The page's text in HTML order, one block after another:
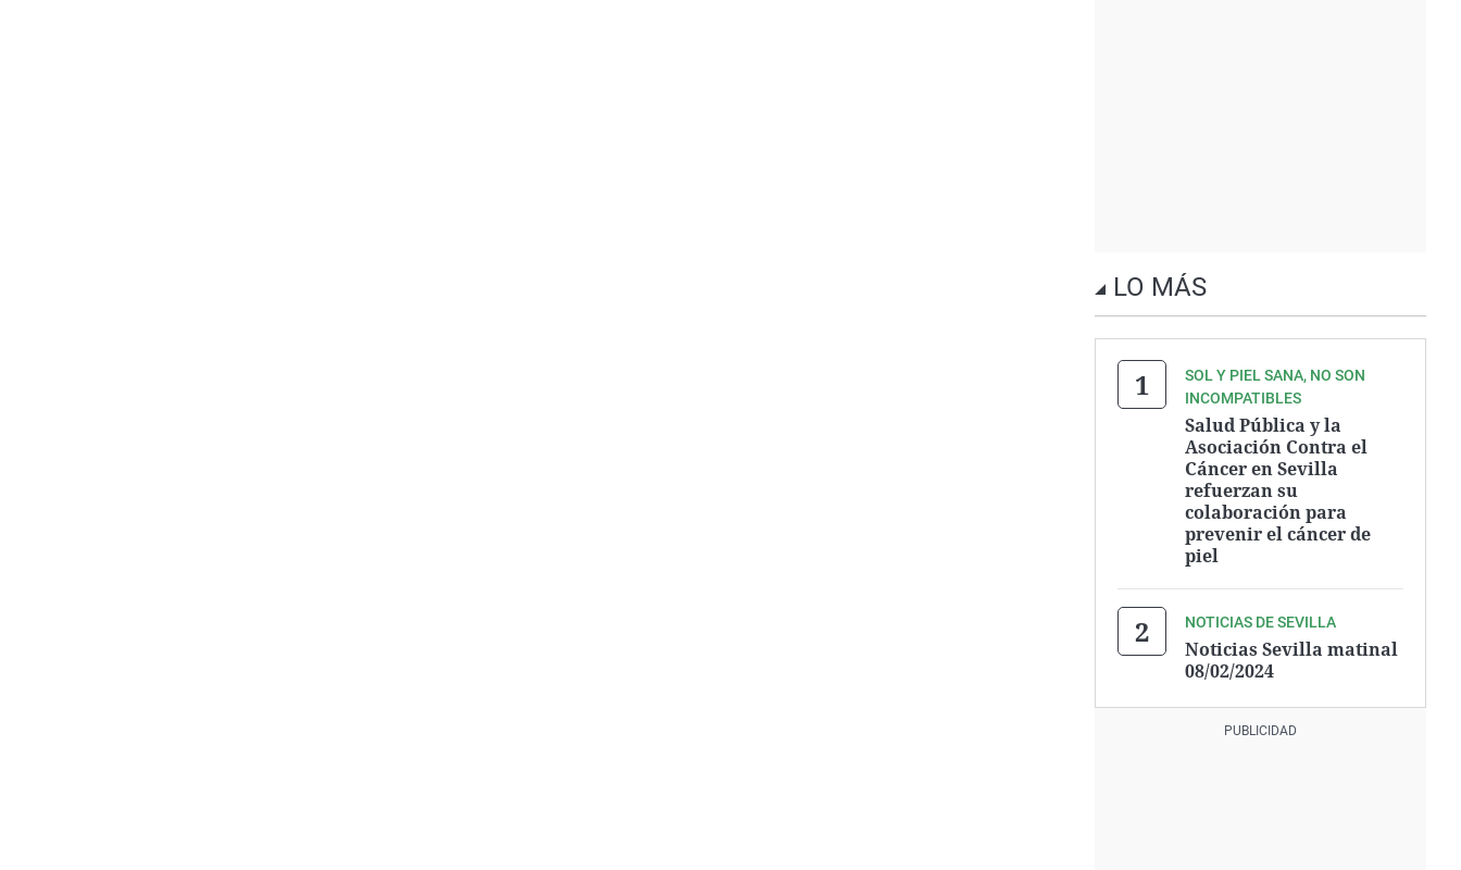
LO MÁS
SOL Y PIEL SANA, NO SON
INCOMPATIBLES
Salud Pública y la
Asociación Contra el
Cáncer en Sevilla
refuerzan su
colaboración para
prevenir el cáncer de
piel
NOTICIAS DE SEVILLA
Noticias Sevilla matinal
08/02/2024